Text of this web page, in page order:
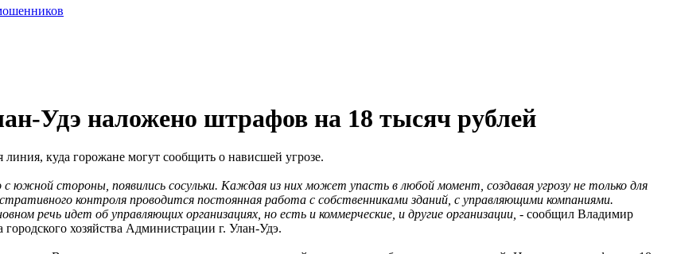
Удэ наложено штрафов на 18 тысяч рублей
куда горожане могут сообщить о нависшей угрозе.
южной стороны, появились сосульки. Каждая из них может упасть в любой момент, создавая угрозу не только для
контроля проводится постоянная работа с собственниками зданий, с управляющими компаниями.
речь идет об управляющих организациях, но есть и коммерческие, и другие организации, - сообщил Владимир
хозяйства Администрации г. Улан-Удэ.